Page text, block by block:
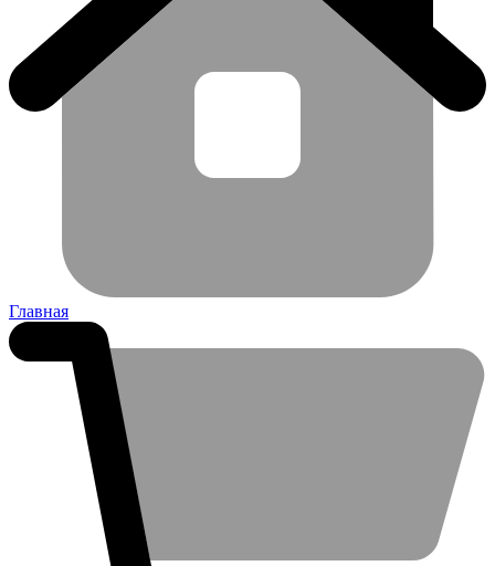
Главная